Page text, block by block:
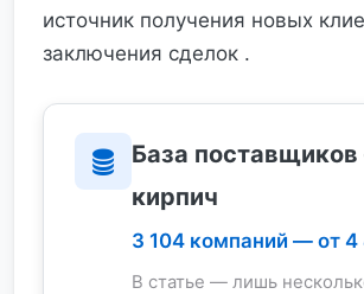
источник получения новых
заключения сделок .
База
кирпич
3 104 компаний — от
В статье — лишь